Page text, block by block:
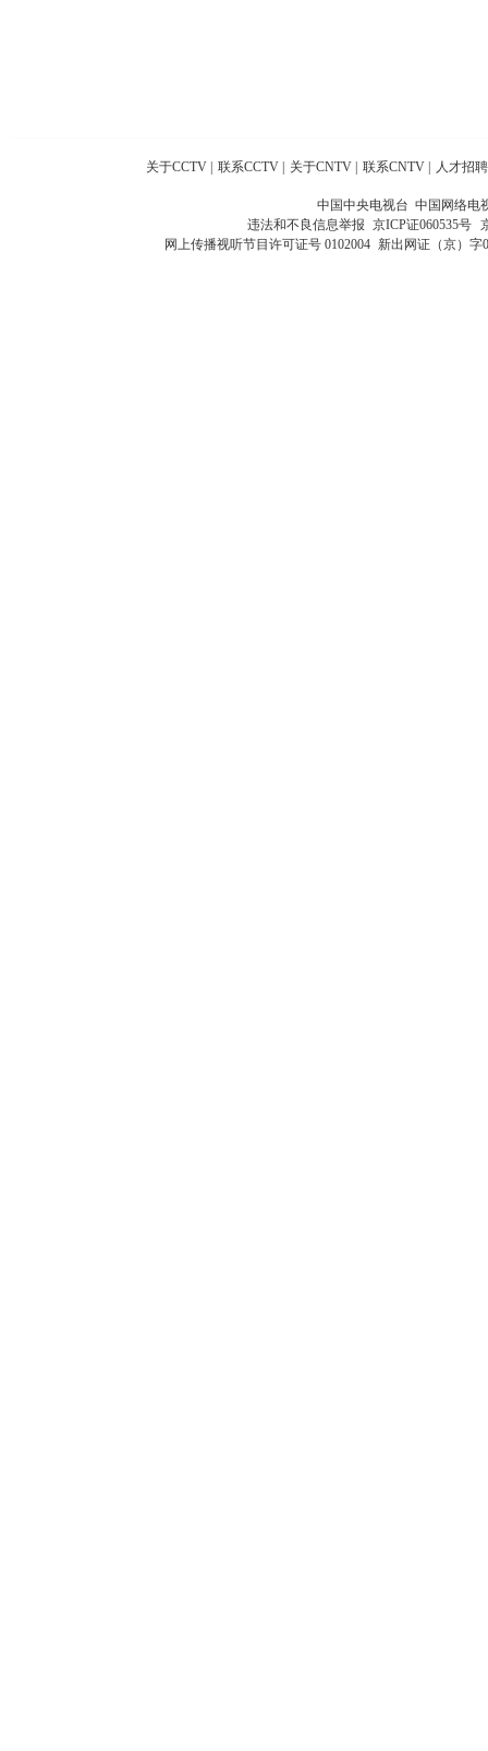
关于CCTV | 联系CCTV | 关于CNTV | 联系CNTV | 人才招聘
中国中央电视台 中国网络电
违法和不良信息举报 京ICP证060535号
网上传播视听节目许可证号 0102004 新出网证（京）